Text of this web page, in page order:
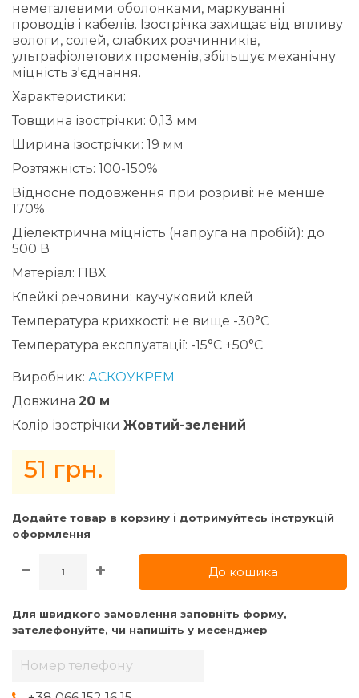
неметалевими оболонками, маркуванні
проводів і кабелів. Ізострічка захищає від впливу
вологи, солей, слабких розчинників,
ультрафіолетових променів, збільшує механічну
міцність з'єднання.
Характеристики:
Товщина ізострічки: 0,13 мм
Ширина ізострічки: 19 мм
Розтяжність: 100-150%
Відносне подовження при розриві: не менше
170%
Діелектрична міцність (напруга на пробій): до
500 В
Матеріал: ПВХ
Клейкі речовини: каучуковий клей
Температура крихкості: не вище -30°C
Температура експлуатації: -15°C +50°C
Виробник: АСКОУКРЕМ
Довжина 20 м
Колір ізострічки Жовтий-зелений
51 грн.
Додайте товар в корзину i дотримуйтесь iнструкцiй
оформлення
До кошика
Для швидкого замовлення заповніть форму,
зателефонуйте, чи напишіть у месенджер